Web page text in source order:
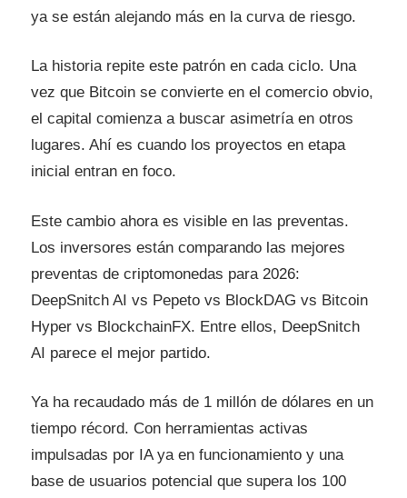
ya se están alejando más en la curva de riesgo.
La historia repite este patrón en cada ciclo. Una
vez que Bitcoin se convierte en el comercio obvio,
el capital comienza a buscar asimetría en otros
lugares. Ahí es cuando los proyectos en etapa
inicial entran en foco.
Este cambio ahora es visible en las preventas.
Los inversores están comparando las mejores
preventas de criptomonedas para 2026:
DeepSnitch AI vs Pepeto vs BlockDAG vs Bitcoin
Hyper vs BlockchainFX. Entre ellos, DeepSnitch
AI parece el mejor partido.
Ya ha recaudado más de 1 millón de dólares en un
tiempo récord. Con herramientas activas
impulsadas por IA ya en funcionamiento y una
base de usuarios potencial que supera los 100